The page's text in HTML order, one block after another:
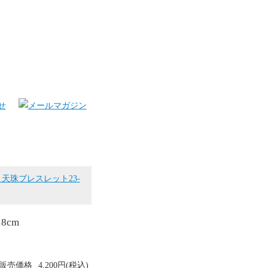
珠ブレスレット23-
売価格 4,200円(税込)